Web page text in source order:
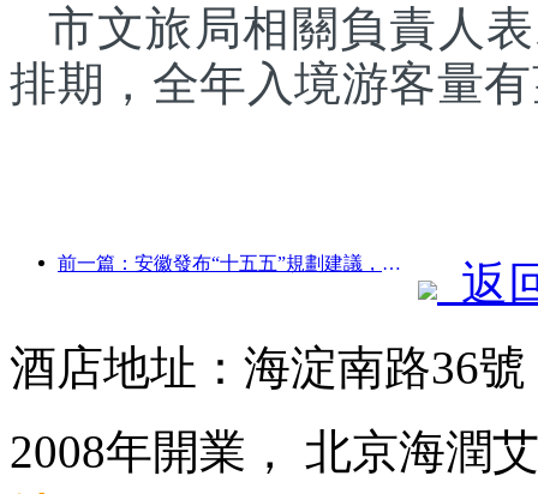
市文旅局相關負責人
排期，全年入境游客量
前一篇：安徽發布“十五五”規劃建議，把文化旅游業打造成為支柱產業
返
酒店地址：海淀南路36
2008年開業， 北京海